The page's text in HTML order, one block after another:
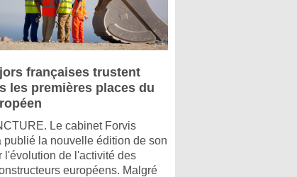
françaises trustent
les premières places du
Le cabinet Forvis
publié la nouvelle édition de son
l'évolution de l'activité des
européens. Malgré